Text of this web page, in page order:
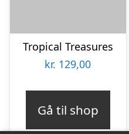
Tropical Treasures
kr. 129,00
Gå til shop